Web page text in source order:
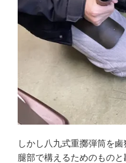
しかし八九式重擲弾筒を
腿部で構えるためのものと